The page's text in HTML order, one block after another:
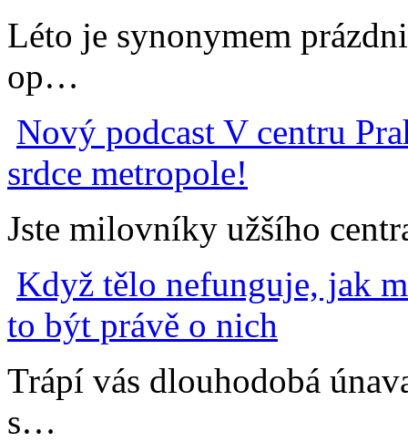
Léto je synonymem
op…
Nový podcast V centru
srdce metropole!
Jste milovníky užšího
Když tělo nefunguje, jak
to být právě o nich
Trápí vás dlouhodobá
s…